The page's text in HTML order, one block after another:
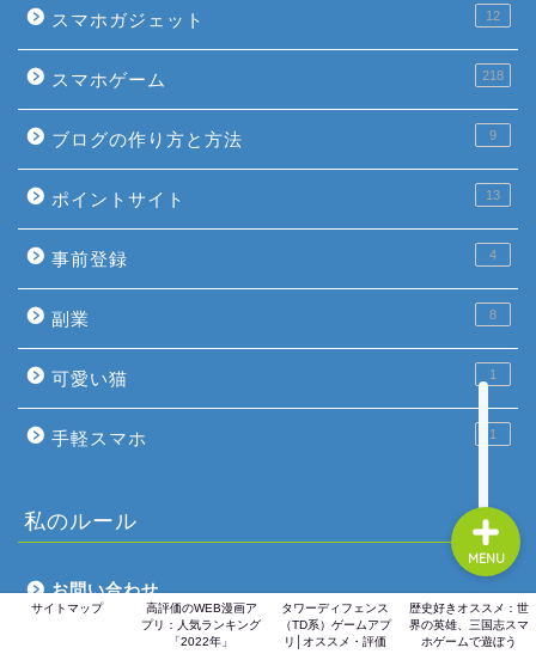
スマホガジェット 12
スマホゲーム 218
ブログの作り方と方法 9
ポイントサイト 13
事前登録 4
副業 8
可愛い猫 1
手軽スマホ 1
私のルール
お問い合わせ
サイトマップ
高評価のWEB漫画ア
プリ：人気ランキング
「2022年」
タワーディフェンス
（TD系）ゲームアプ
リ│オススメ・評価
歴史好きオススメ：世
界の英雄、三国志スマ
ホゲームで遊ぼう
MENU
ゲーム評価
ガジェット